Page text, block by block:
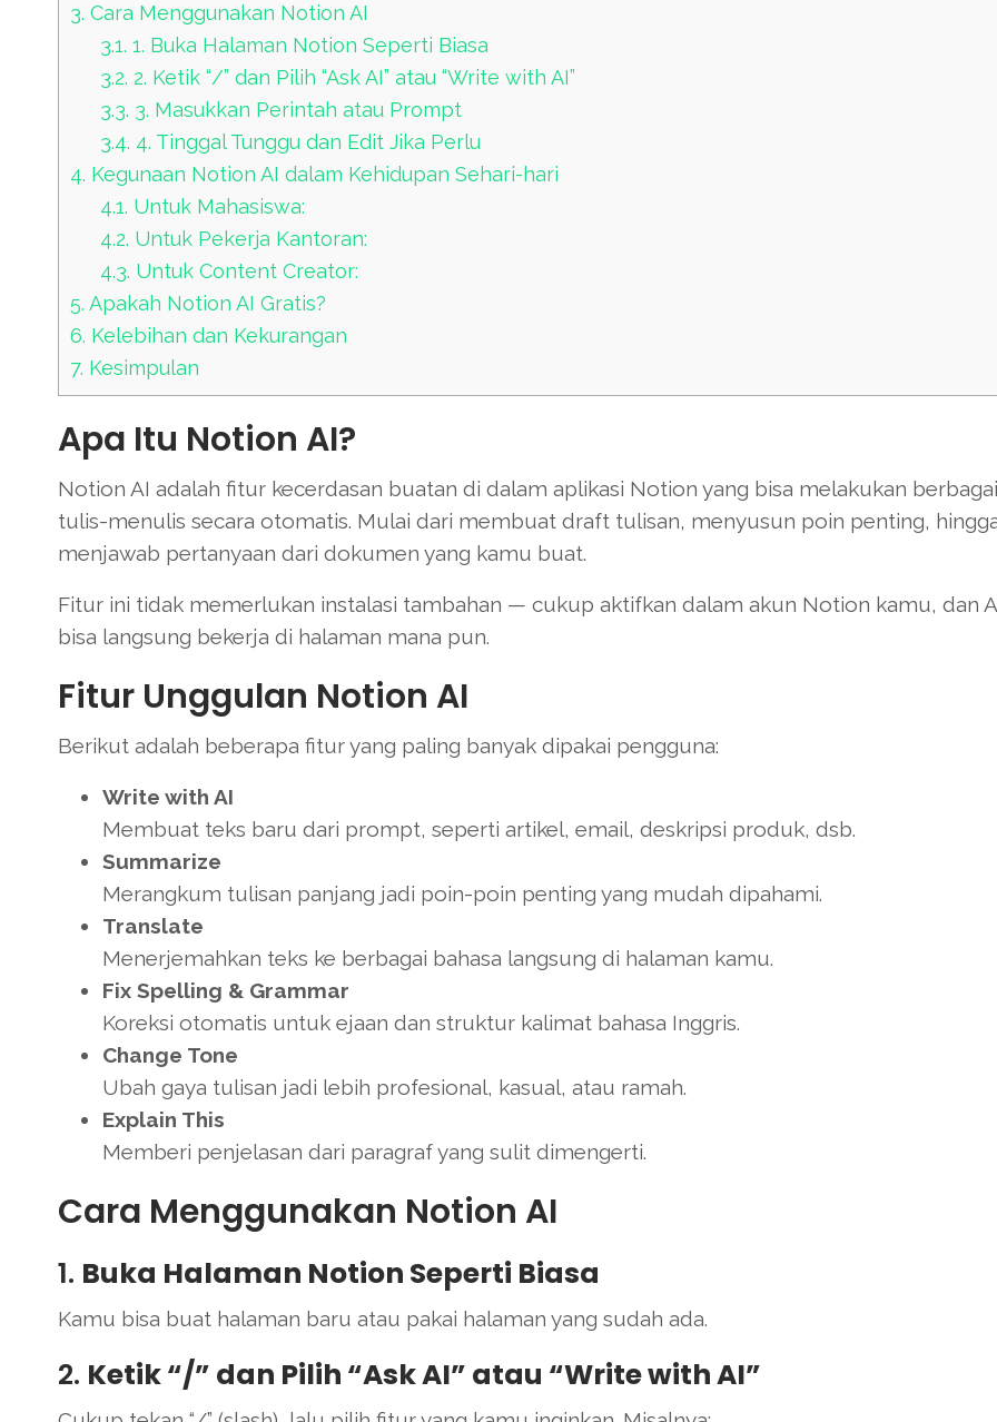
3. Cara Menggunakan Notion AI
3.1. 1. Buka Halaman Notion Seperti Biasa
3.2. 2. Ketik “/” dan Pilih “Ask AI” atau “Write with AI”
3.3. 3. Masukkan Perintah atau Prompt
3.4. 4. Tinggal Tunggu dan Edit Jika Perlu
4. Kegunaan Notion AI dalam Kehidupan Sehari-hari
4.1. Untuk Mahasiswa:
4.2. Untuk Pekerja Kantoran:
4.3. Untuk Content Creator:
5. Apakah Notion AI Gratis?
6. Kelebihan dan Kekurangan
7. Kesimpulan
Apa Itu Notion AI?
Notion AI adalah fitur kecerdasan buatan di dalam aplikasi Notion yang bisa melakukan
tulis-menulis secara otomatis. Mulai dari membuat draft tulisan, menyusun poin penting,
menjawab pertanyaan dari dokumen yang kamu buat.
Fitur ini tidak memerlukan instalasi tambahan — cukup aktifkan dalam akun Notion kamu, dan
bisa langsung bekerja di halaman mana pun.
Fitur Unggulan Notion AI
Berikut adalah beberapa fitur yang paling banyak dipakai pengguna:
Write with AI
Membuat teks baru dari prompt, seperti artikel, email, deskripsi produk, dsb.
Summarize
Merangkum tulisan panjang jadi poin-poin penting yang mudah dipahami.
Translate
Menerjemahkan teks ke berbagai bahasa langsung di halaman kamu.
Fix Spelling & Grammar
Koreksi otomatis untuk ejaan dan struktur kalimat bahasa Inggris.
Change Tone
Ubah gaya tulisan jadi lebih profesional, kasual, atau ramah.
Explain This
Memberi penjelasan dari paragraf yang sulit dimengerti.
Cara Menggunakan Notion AI
1. Buka Halaman Notion Seperti Biasa
Kamu bisa buat halaman baru atau pakai halaman yang sudah ada.
2. Ketik “/” dan Pilih “Ask AI” atau “Write with AI”